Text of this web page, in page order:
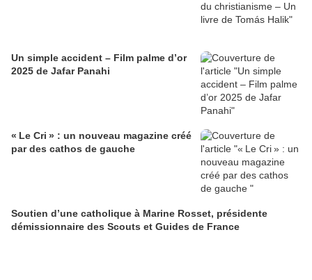
Un simple accident – Film palme d’or
2025 de Jafar Panahi
« Le Cri » : un nouveau magazine créé
par des cathos de gauche
Soutien d’une catholique à Marine Rosset, présidente
démissionnaire des Scouts et Guides de France